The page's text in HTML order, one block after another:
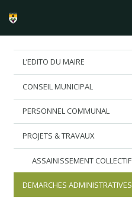
L’EDITO DU MAIRE
CONSEIL MUNICIPAL
PERSONNEL COMMUNAL
PROJETS & TRAVAUX
ASSAINISSEMENT COLLECTIF
DEMARCHES ADMINISTRATIVES